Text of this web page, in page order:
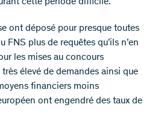
ont déposé pour presque toutes
FNS plus de requêtes qu’ils n’en
les mises au concours
élevé de demandes ainsi que
financiers moins
ont engendré des taux de